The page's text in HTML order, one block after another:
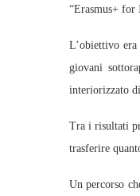
“Erasmus+ for
L’obiettivo
giovani
interiorizzato
Tra i risultati
trasferire
Un percorso